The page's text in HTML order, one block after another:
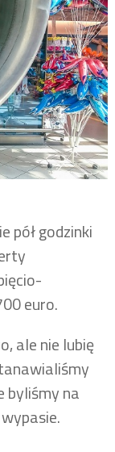
pół godzinki
euro.
ale nie lubię
byliśmy na